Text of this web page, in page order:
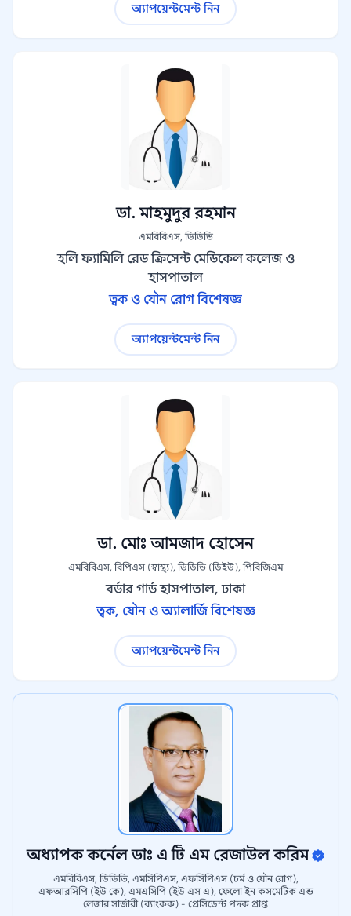
অ্যাপয়েন্টমেন্ট নিন
ডা. মাহমুদুর রহমান
এমবিবিএস, ডিডিভি
হলি ফ্যামিলি রেড ক্রিসেন্ট মেডিকেল কলেজ ও
হাসপাতাল
ত্বক ও যৌন রোগ বিশেষজ্ঞ
অ্যাপয়েন্টমেন্ট নিন
ডা. মোঃ আমজাদ হোসেন
এমবিবিএস, বিপিএস (স্বাস্থ্য), ডিডিভি (ডিইউ), পিবিজিএম
বর্ডার গার্ড হাসপাতাল, ঢাকা
ত্বক, যৌন ও অ্যালার্জি বিশেষজ্ঞ
অ্যাপয়েন্টমেন্ট নিন
অধ্যাপক কর্নেল ডাঃ এ টি এম রেজাউল করিম
এমবিবিএস, ডিডিভি, এমসিপিএস, এফসিপিএস (চর্ম ও যৌন রোগ),
এফআরসিপি (ইউ কে), এমএসিপি (ইউ এস এ), ফেলো ইন কসমেটিক এন্ড
লেজার সার্জারী (ব্যাংকক) - প্রেসিডেন্ট পদক প্রাপ্ত